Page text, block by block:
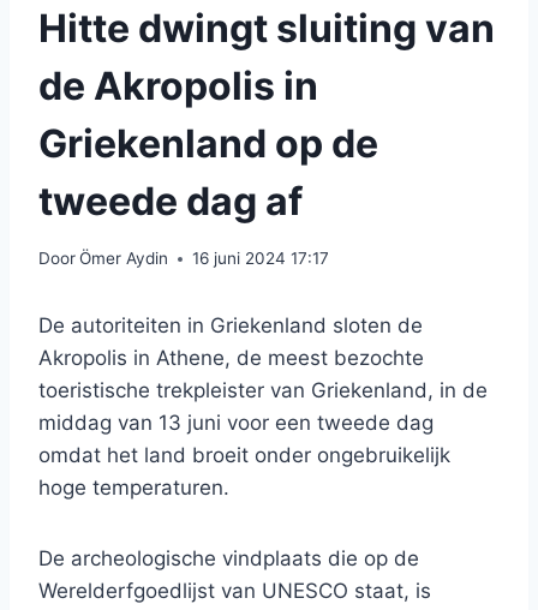
Hitte dwingt sluiting van
de Akropolis in
Griekenland op de
tweede dag af
DoorÖmer Aydin 16 juni 2024 17:17
De autoriteiten in Griekenland sloten de
Akropolis in Athene, de meest bezochte
toeristische trekpleister van Griekenland, in de
middag van 13 juni voor een tweede dag
omdat het land broeit onder ongebruikelijk
hoge temperaturen.
De archeologische vindplaats die op de
Werelderfgoedlijst van UNESCO staat, is